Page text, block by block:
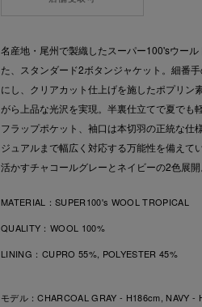
名産地・尾州で製織したスーパー100'sウール
た、スタンダード2ボタンジャケット。細番
にし、クリアカット仕上げを施したポプリン
がら上品な光沢を実現。半裏仕立てで夏でも
フラップポケット、袖口は本切羽の正統な仕
ジュアルまで幅広く対応する万能性を備えて
活かすチャコールグレーとネイビーの2色展開
MATERIAL： SUPER100's WOOL TROPICAL
QUALITY： WOOL 100%
LINING： CUPRO 55%, POLYESTER 45%
モデル：CHARCOAL GRAY - H186cm, NAVY -